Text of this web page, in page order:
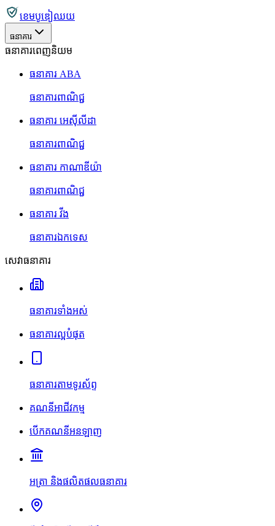
ខេមបូឌៀឈយ
ធនាគារ
ធនាគារពេញនិយម
ធនាគារ ABA
ធនាគារពាណិជ្ជ
ធនាគារ អេស៊ីលីដា
ធនាគារពាណិជ្ជ
ធនាគារ កាណាឌីយ៉ា
ធនាគារពាណិជ្ជ
ធនាគារ វីង
ធនាគារឯកទេស
សេវាធនាគារ
ធនាគារទាំងអស់
ធនាគារល្អបំផុត
ធនាគារតាមទូរស័ព្ទ
គណនីអាជីវកម្ម
បើកគណនីអនឡាញ
អត្រា និងផលិតផលធនាគារ